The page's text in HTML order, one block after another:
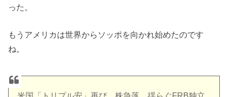
った。
もうアメリカは世界からソッポを向かれ始めたのです
ね。